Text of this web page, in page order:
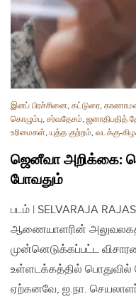
இனப் பிரச்சினை, கட்டுரை,
கொழும்பு, சர்வதேசம், ஜனாதிபதித்
உரிமைகள், யுத்த குற்றம், வடக்கு-
ஜெனீவா அறிக்கை:
போவதும்
படம் | SELVARAJA
ஆணையாளரின்
முன்னெடுக்கப்பட்ட
உள்ளடக்கத்தில்
ஏற்கனவே, ஐ.நா.